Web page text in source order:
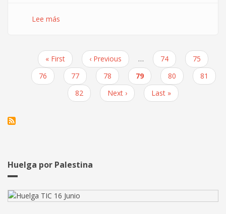
Lee más
Red
SOStenible
considera
insuficiente
cierre
web
Paginación
Primera
página
« First
Página
anterior
‹ Previous … Page
74 Page
75
Page
76 Page
77 Page
78
Página
actual
79 Page
80 Page
81
Page
82
Siguiente
página
Next ›
Última
página
Last »
Huelga por Palestina